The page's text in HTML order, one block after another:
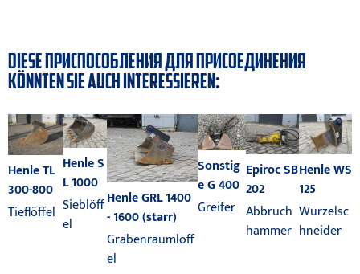
DIESE ПРИСПОСОБЛЕНИЯ ДЛЯ ПРИСОЕДИНЕНИЯ
KÖNNTEN SIE AUCH INTERESSIEREN:
Henle TL
300-800
Tieflöffel
Henle S
L 1000
Sieblöff
el
Henle GRL 1400
- 1600 (starr)
Grabenräumlöff
el
Sonstig
e G 400
Greifer
Epiroc SB
202
Abbruch
hammer
Henle WS
125
Wurzelsc
hneider